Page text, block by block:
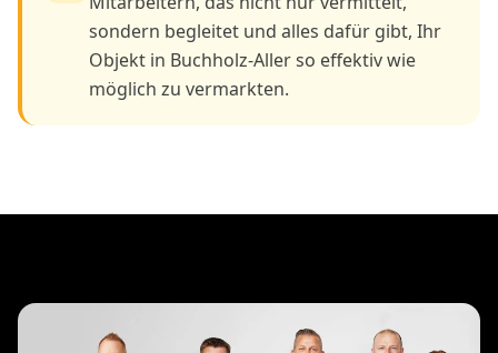
sondern begleitet und alles dafür gibt, Ihr
Objekt in Buchholz-Aller so effektiv wie
möglich zu vermarkten.